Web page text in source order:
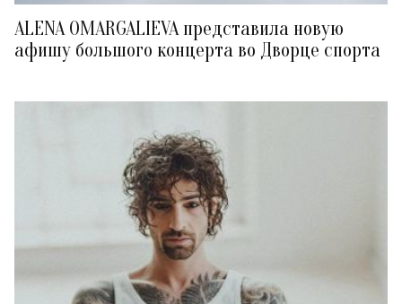
ALENA OMARGALIEVA представила новую
афишу большого концерта во Дворце спорта